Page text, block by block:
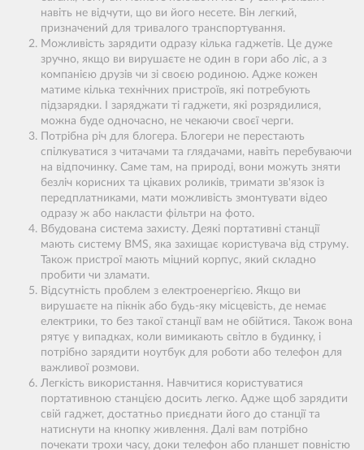
навіть не відчути, що ви його несете. Він легкий,
призначений для тривалого транспортування.
Можливість зарядити одразу кілька гаджетів. Це дуже
зручно, якщо ви вирушаєте не один в гори або ліс, а з
компанією друзів чи зі своєю родиною. Адже кожен
матиме кілька технічних пристроїв, які потребують
підзарядки. І заряджати ті гаджети, які розрядилися,
можна буде одночасно, не чекаючи своєї черги.
Потрібна річ для блогера. Блогери не перестають
спілкуватися з читачами та глядачами, навіть перебуваючи
на відпочинку. Саме там, на природі, вони можуть зняти
безліч корисних та цікавих роликів, тримати зв'язок із
передплатниками, мати можливість змонтувати відео
одразу ж або накласти фільтри на фото.
Вбудована система захисту. Деякі портативні станції
мають систему BMS, яка захищає користувача від струму.
Також пристрої мають міцний корпус, який складно
пробити чи зламати.
Відсутність проблем з електроенергією. Якщо ви
вирушаєте на пікнік або будь-яку місцевість, де немає
електрики, то без такої станції вам не обійтися. Також вона
рятує у випадках, коли вимикають світло в будинку, і
потрібно зарядити ноутбук для роботи або телефон для
важливої розмови.
Легкість використання. Навчитися користуватися
портативною станцією досить легко. Адже щоб зарядити
свій гаджет, достатньо приєднати його до станції та
натиснути на кнопку живлення. Далі вам потрібно
почекати трохи часу, доки телефон або планшет повністю